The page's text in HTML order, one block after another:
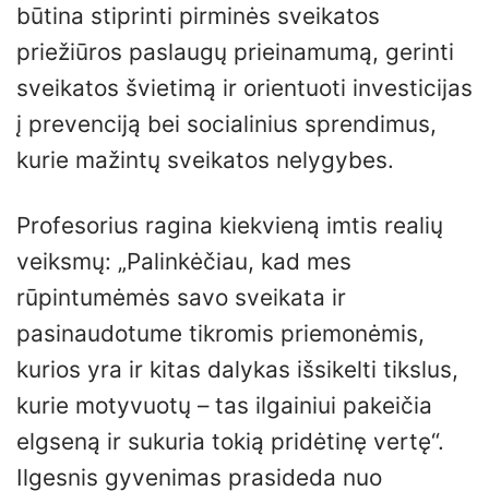
būtina stiprinti pirminės sveikatos
priežiūros paslaugų prieinamumą, gerinti
sveikatos švietimą ir orientuoti investicijas
į prevenciją bei socialinius sprendimus,
kurie mažintų sveikatos nelygybes.
Profesorius ragina kiekvieną imtis realių
veiksmų: „Palinkėčiau, kad mes
rūpintumėmės savo sveikata ir
pasinaudotume tikromis priemonėmis,
kurios yra ir kitas dalykas išsikelti tikslus,
kurie motyvuotų – tas ilgainiui pakeičia
elgseną ir sukuria tokią pridėtinę vertę“.
Ilgesnis gyvenimas prasideda nuo